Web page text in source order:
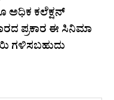
ಅಧಿಕ ಕಲೆಕ್ಷನ್
ಪ್ರಕಾರ ಈ ಸಿನಿಮಾ
ಗಳಿಸಬಹುದು